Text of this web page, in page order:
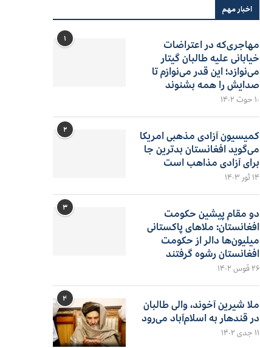
اخبار مهم
۱
مهاجری‌که در اعتراضات
خیابانی علیه طالبان گیتار
می‌نوازد؛ این قدر می‌نوازم تا
صدایش را همه بشنوند
۱۰ حوت ۱۴۰۲
۲
کمیسیون آزادی مذهبی امریکا
می‌گوید افغانستان بدترین جا
برای آزادی مذاهب است
۱۴ ثور ۱۴۰۳
۳
دو مقام پیشین حکومت
افغانستان: ملاهای پاکستانی
میلیون‌ها دالر از حکومت
افغانستان رشوه گرفتند
۲۶ قوس ۱۴۰۲
۴
ملا شیرین آخوند، والی طالبان
در قندهار به اسلام‌آباد می‌رود
۱۱ جدی ۱۴۰۲